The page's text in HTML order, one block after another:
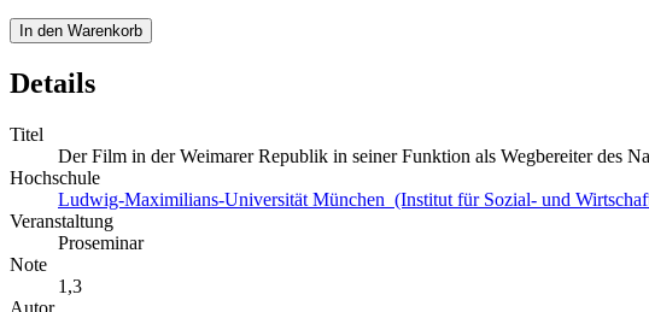
In den Warenkorb
Details
Titel
Der Film in der Weimarer Republik in seiner Funktion als Wegbereiter des
Hochschule
Ludwig-Maximilians-Universität München (Institut für Sozial- und
Veranstaltung
Proseminar
Note
1,3